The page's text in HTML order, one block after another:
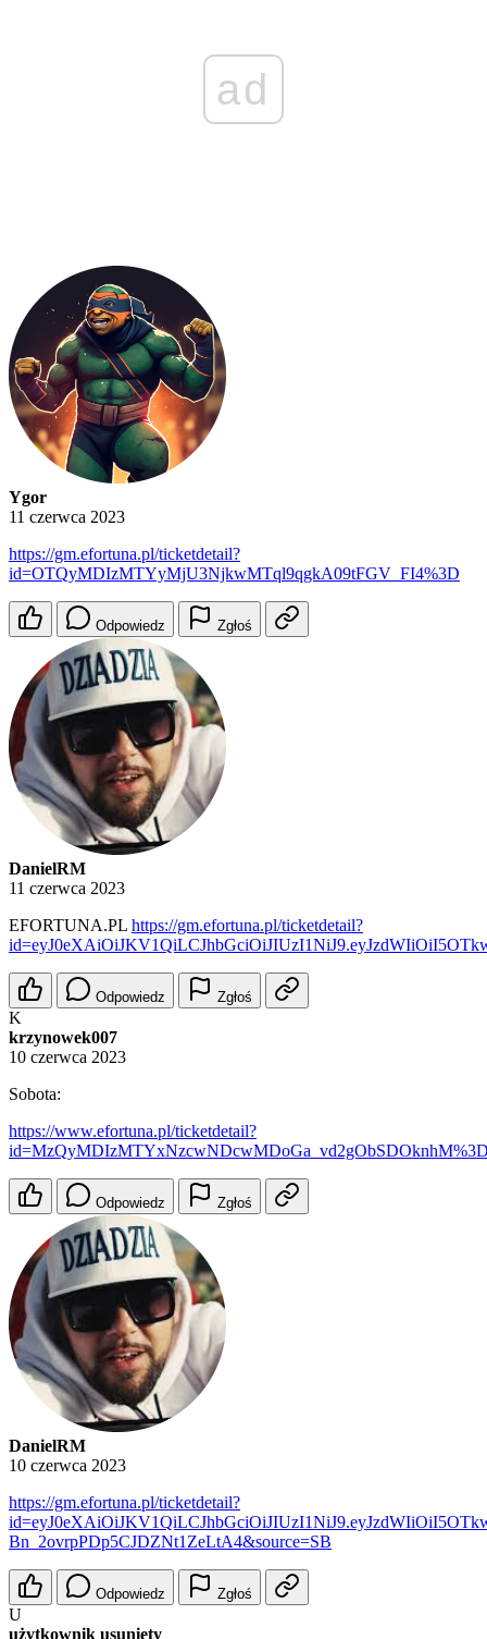
ad
Ygor
11 czerwca 2023
https://gm.efortuna.pl/ticketdetail?
id=OTQyMDIzMTYyMjU3NjkwMTql9qgkA09tFGV_FI4%3D
Odpowiedz Zgłoś
DanielRM
11 czerwca 2023
EFORTUNA.PL https://gm.efortuna.pl/ticketdetail?
Odpowiedz Zgłoś
K
krzynowek007
10 czerwca 2023
Sobota:
https://www.efortuna.pl/ticketdetail?
Odpowiedz Zgłoś
DanielRM
10 czerwca 2023
https://gm.efortuna.pl/ticketdetail?
Bn_2ovrpPDp5CJDZNt1ZeLtA4&source=SB
Odpowiedz Zgłoś
U
użytkownik usunięty